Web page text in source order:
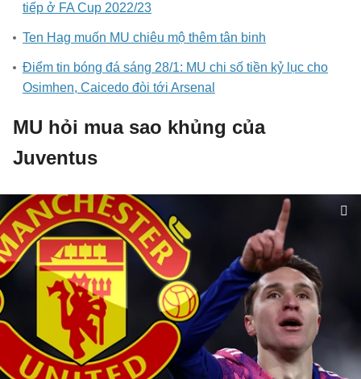
tiếp ở FA Cup 2022/23
Ten Hag muốn MU chiêu mộ thêm tân binh
Điểm tin bóng đá sáng 28/1: MU chi số tiền kỷ lục cho
Osimhen, Caicedo đòi tới Arsenal
MU hỏi mua sao khủng của
Juventus